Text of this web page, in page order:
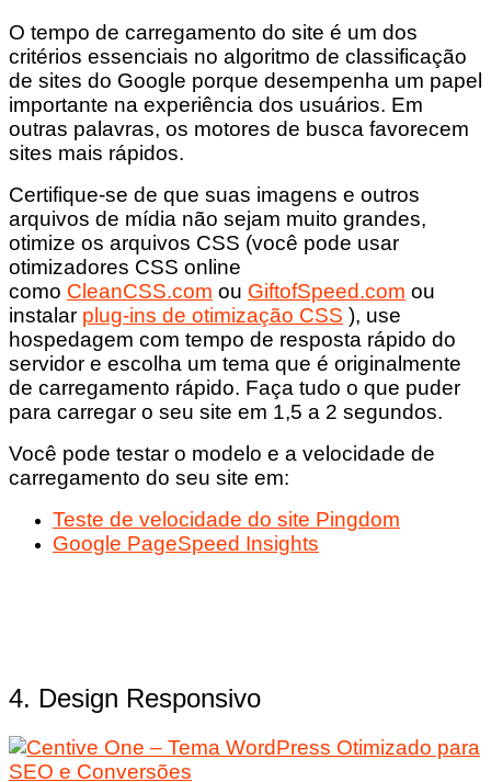
O tempo de carregamento do site é um dos
critérios essenciais no algoritmo de classificação
de sites do Google porque desempenha um papel
importante na experiência dos usuários. Em
outras palavras, os motores de busca favorecem
sites mais rápidos.
Certifique-se de que suas imagens e outros
arquivos de mídia não sejam muito grandes,
otimize os arquivos CSS (você pode usar
otimizadores CSS online
como CleanCSS.com ou GiftofSpeed.com ou
instalar plug-ins de otimização CSS ), use
hospedagem com tempo de resposta rápido do
servidor e escolha um tema que é originalmente
de carregamento rápido. Faça tudo o que puder
para carregar o seu site em 1,5 a 2 segundos.
Você pode testar o modelo e a velocidade de
carregamento do seu site em:
Teste de velocidade do site Pingdom
Google PageSpeed ​​Insights
4. Design Responsivo